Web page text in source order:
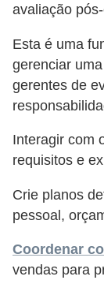
avaliação
Esta é uma
gerenciar
gerentes de
Interagir com
requisitos e
Crie planos
pessoal,
Coordenar
vendas para